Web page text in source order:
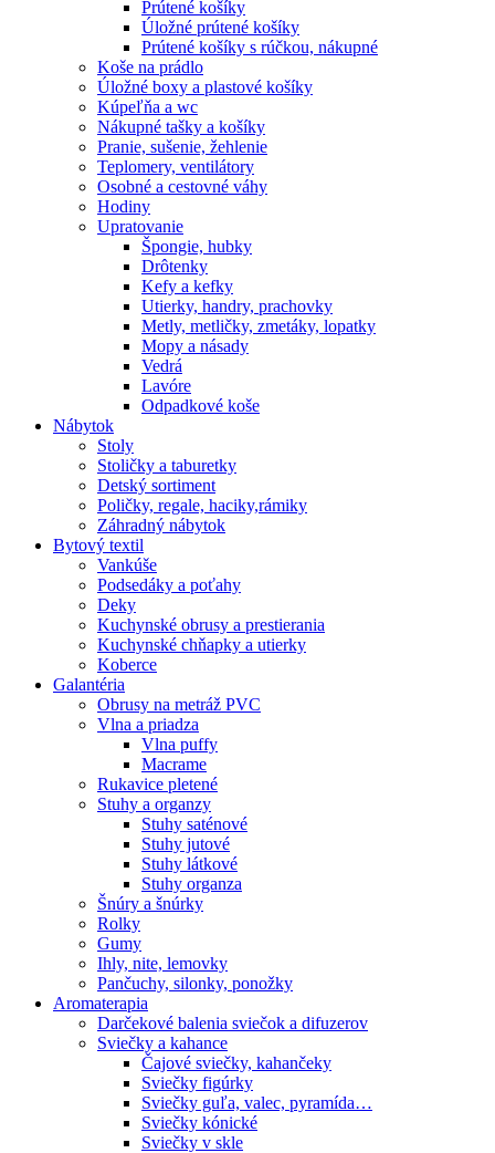
Prútené košíky
Úložné prútené košíky
Prútené košíky s rúčkou, nákupné
Koše na prádlo
Úložné boxy a plastové košíky
Kúpeľňa a wc
Nákupné tašky a košíky
Pranie, sušenie, žehlenie
Teplomery, ventilátory
Osobné a cestovné váhy
Hodiny
Upratovanie
Špongie, hubky
Drôtenky
Kefy a kefky
Utierky, handry, prachovky
Metly, metličky, zmetáky, lopatky
Mopy a násady
Vedrá
Lavóre
Odpadkové koše
Nábytok
Stoly
Stoličky a taburetky
Detský sortiment
Poličky, regale, haciky,rámiky
Záhradný nábytok
Bytový textil
Vankúše
Podsedáky a poťahy
Deky
Kuchynské obrusy a prestierania
Kuchynské chňapky a utierky
Koberce
Galantéria
Obrusy na metráž PVC
Vlna a priadza
Vlna puffy
Macrame
Rukavice pletené
Stuhy a organzy
Stuhy saténové
Stuhy jutové
Stuhy látkové
Stuhy organza
Šnúry a šnúrky
Rolky
Gumy
Ihly, nite, lemovky
Pančuchy, silonky, ponožky
Aromaterapia
Darčekové balenia sviečok a difuzerov
Sviečky a kahance
Čajové sviečky, kahančeky
Sviečky figúrky
Sviečky guľa, valec, pyramída…
Sviečky kónické
Sviečky v skle